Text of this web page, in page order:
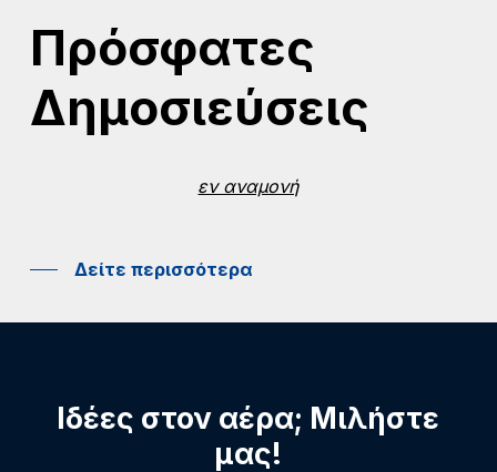
Πρόσφατες
Δημοσιεύσεις
εν αναμονή
Δείτε περισσότερα
Ιδέες στον αέρα; Μιλήστε
μας!